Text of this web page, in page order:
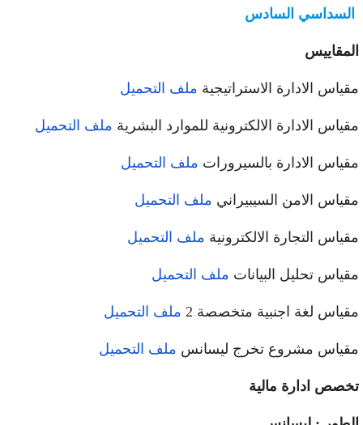
السادس
الادارة الاستراتيجيةملف التحميل
الادارة الالكترونية للموارد البشريةملف التحميل
الادارة بالسيروراتملف التحميل
الامن السيبيرانيملف التحميل
التجارة الالكترونيةملف التحميل
تحليل البياناتملف التحميل
لغة اجنبية متخصصة 2 ملف التحميل
مشروع تخرج ليسانسملف التحميل
ادارة مالية